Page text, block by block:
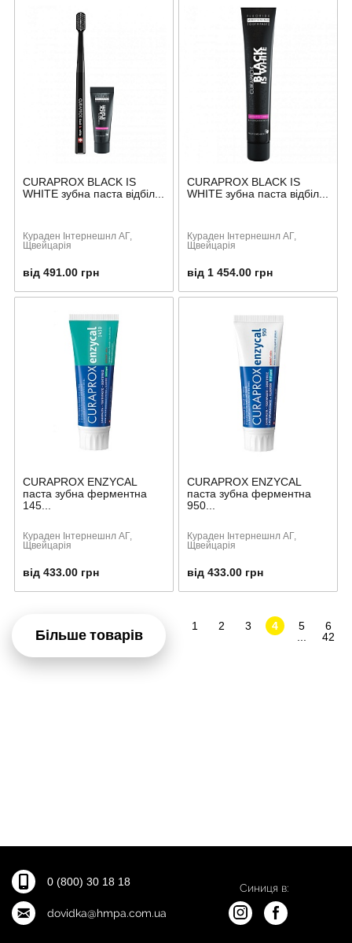
CURAPROX BLACK IS
WHITE зубна паста відбіл...
Кураден Інтернешнл АГ,
Щвейцарія
від 491.00 грн
CURAPROX BLACK IS
WHITE зубна паста відбіл...
Кураден Інтернешнл АГ,
Щвейцарія
від 1 454.00 грн
CURAPROX ENZYCAL
паста зубна ферментна
145...
Кураден Інтернешнл АГ,
Щвейцарія
від 433.00 грн
CURAPROX ENZYCAL
паста зубна ферментна
950...
Кураден Інтернешнл АГ,
Щвейцарія
від 433.00 грн
Більше товарів
1 2 3 4 5
6
42
0 (800) 30 18 18
dovidka@hmpa.com.ua
Синиця в: